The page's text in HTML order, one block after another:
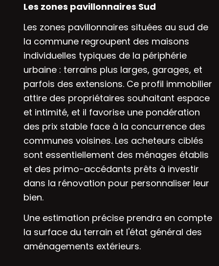
Les zones pavillonnaires Sud
Les zones pavillonnaires situées au sud de
la commune regroupent des maisons
individuelles typiques de la périphérie
urbaine : terrains plus larges, garages, et
parfois des extensions. Ce profil immobilier
attire des propriétaires souhaitant espace
et intimité, et il favorise une pondération
des prix stable face à la concurrence des
communes voisines. Les acheteurs ciblés
sont essentiellement des ménages établis
et des primo-accédants prêts à investir
dans la rénovation pour personnaliser leur
bien.
Une estimation précise prendra en compte
la surface du terrain et l'état général des
aménagements extérieurs.